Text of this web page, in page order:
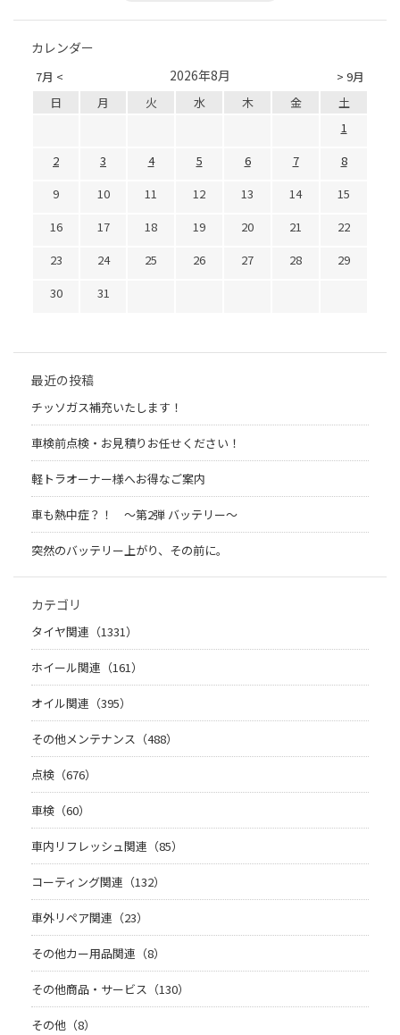
カレンダー
7月 < > 9月
2026年8月
日 月 火 水 木 金
土
1
2
3 4 5 6 7
8
9
10 11 12 13 14
15
16
17 18 19 20 21
22
23
24 25 26 27 28
29
30
31
最近の投稿
チッソガス補充いたします！
車検前点検・お見積りお任せください！
軽トラオーナー様へお得なご案内
車も熱中症？！ 〜第2弾 バッテリー〜
突然のバッテリー上がり、その前に。
カテゴリ
タイヤ関連（1331）
ホイール関連（161）
オイル関連（395）
その他メンテナンス（488）
点検（676）
車検（60）
車内リフレッシュ関連（85）
コーティング関連（132）
車外リペア関連（23）
その他カー用品関連（8）
その他商品・サービス（130）
その他（8）